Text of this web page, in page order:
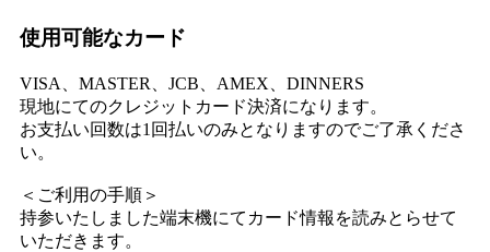
使用可能なカード
VISA、MASTER、JCB、AMEX、DINNERS
現地にてのクレジットカード決済になります。
お支払い回数は1回払いのみとなりますのでご了承くださ
い。
＜ご利用の手順＞
持参いたしました端末機にてカード情報を読みとらせて
いただきます。